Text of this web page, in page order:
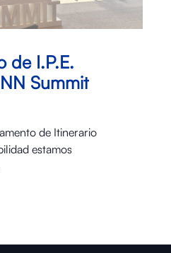
de I.P.E.
Summit
de Itinerario
estamos